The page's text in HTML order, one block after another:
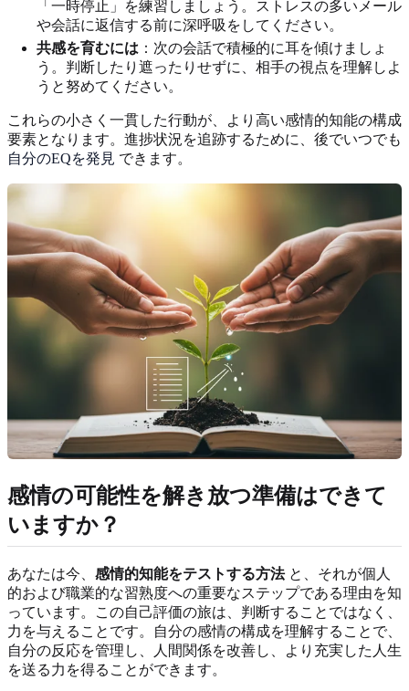
「一時停止」を練習しましょう。ストレスの多いメール
や会話に返信する前に深呼吸をしてください。
共感を育むには ：次の会話で積極的に耳を傾けましょ
う。判断したり遮ったりせずに、相手の視点を理解しよ
うと努めてください。
これらの小さく一貫した行動が、より高い感情的知能の構成
要素となります。進捗状況を追跡するために、後でいつでも
自分のEQを発見 できます。
感情の可能性を解き放つ準備はできて
いますか？
あなたは今、 感情的知能をテストする方法と、それが個人
的および職業的な習熟度への重要なステップである理由を知
っています。この自己評価の旅は、判断することではなく、
力を与えることです。自分の感情の構成を理解することで、
自分の反応を管理し、人間関係を改善し、より充実した人生
を送る力を得ることができます。